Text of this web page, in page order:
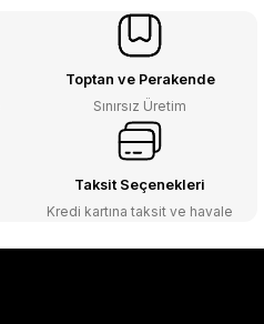
Toptan ve Perakende
Sınırsız Üretim
Taksit Seçenekleri
Kredi kartına taksit ve havale